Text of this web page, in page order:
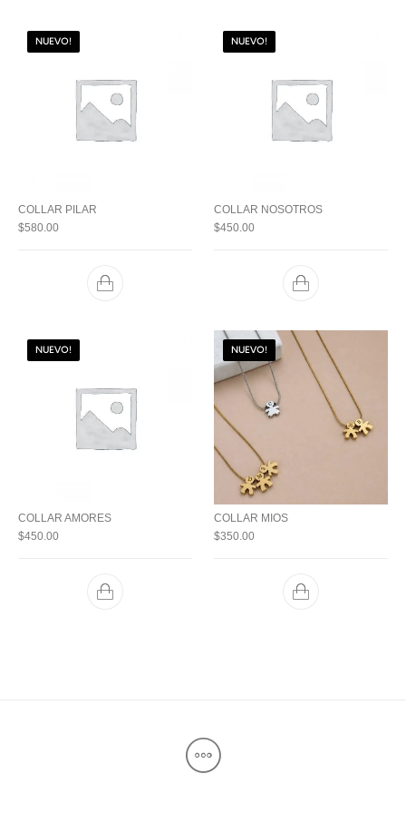
NUEVO!
COLLAR PILAR
$580.00
NUEVO!
COLLAR NOSOTROS
$450.00
NUEVO!
COLLAR AMORES
$450.00
NUEVO!
COLLAR MIOS
$350.00